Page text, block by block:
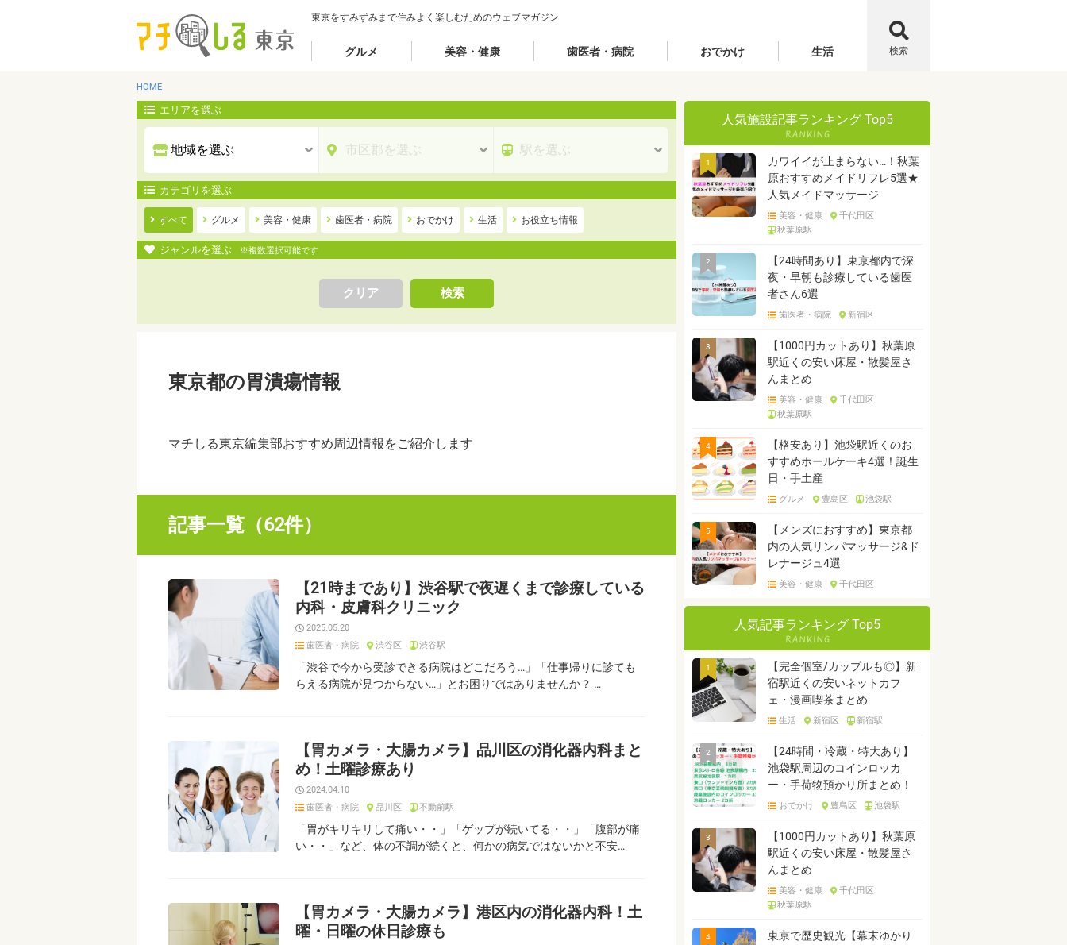
東京をすみずみまで住みよく楽しむためのウェブマガジン
グルメ 美容・健康 歯医者・病院 おでかけ 生活 検索
HOME
エリアを選ぶ
カテゴリを選ぶ
すべて グルメ 美容・健康 歯医者・病院 おでかけ 生活 お役立ち情報
ジャンルを選ぶ ※複数選択可能です
クリア 検索
東京都の胃潰瘍情報
マチしる東京編集部おすすめ周辺情報をご紹介します
記事一覧（62件）
【21時まであり】渋谷駅で夜遅くまで診療している
内科・皮膚科クリニック
2025.05.20
歯医者・病院
渋谷区 渋谷駅
「渋谷で今から受診できる病院はどこだろう…」「仕事帰りに診ても
らえる病院が見つからない…」とお困りではありませんか？ …
【胃カメラ・大腸カメラ】品川区の消化器内科まと
め！土曜診療あり
2024.04.10
歯医者・病院
品川区 不動前駅
「胃がキリキリして痛い・・」「ゲップが続いてる・・」「腹部が痛
い・・」など、体の不調が続くと、何かの病気ではないかと不安…
【胃カメラ・大腸カメラ】港区内の消化器内科！土
曜・日曜の休日診療も
人気施設記事ランキング Top5
1
カワイイが止まらない…！秋葉
原おすすめメイドリフレ5選★
人気メイドマッサージ
美容・健康
千代田区
秋葉原駅
2
【24時間あり】東京都内で深
夜・早朝も診療している歯医
者さん6選
歯医者・病院 新宿区
3
【1000円カットあり】秋葉原
駅近くの安い床屋・散髪屋さ
んまとめ
美容・健康
千代田区
秋葉原駅
4
【格安あり】池袋駅近くのお
すすめホールケーキ4選！誕生
日・手土産
グルメ 豊島区 池袋駅
5
【メンズにおすすめ】東京都
内の人気リンパマッサージ&ド
レナージュ4選
美容・健康 千代田区
人気記事ランキング Top5
1
【完全個室/カップルも◎】新
宿駅近くの安いネットカフ
ェ・漫画喫茶まとめ
生活 新宿区 新宿駅
2
【24時間・冷蔵・特大あり】
池袋駅周辺のコインロッカ
ー・手荷物預かり所まとめ！
おでかけ 豊島区 池袋駅
3
【1000円カットあり】秋葉原
駅近くの安い床屋・散髪屋さ
んまとめ
美容・健康
千代田区
秋葉原駅
4
東京で歴史観光【幕末ゆかり